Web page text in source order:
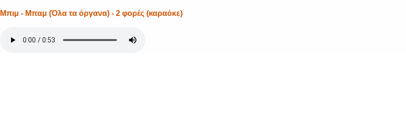
Μπιμ - Μπαμ (Όλα τα όργανα) - 2 φορές (καραόκε)